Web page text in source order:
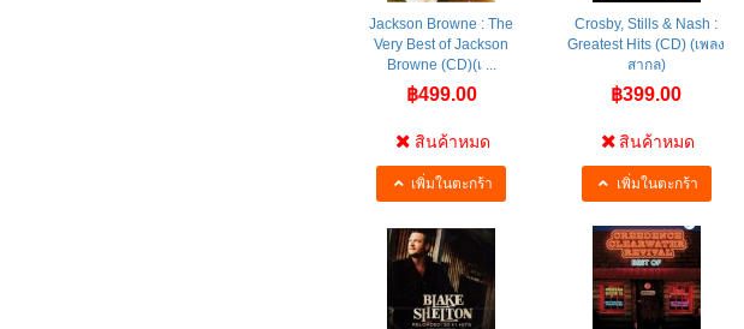
Jackson Browne : The
Very Best of Jackson
Browne (CD)(เ ...
฿499.00
สินค้าหมด
เพิ่มในตะกร้า
Crosby, Stills & Nash :
Greatest Hits (CD) (เพลง
สากล)
฿399.00
สินค้าหมด
เพิ่มในตะกร้า